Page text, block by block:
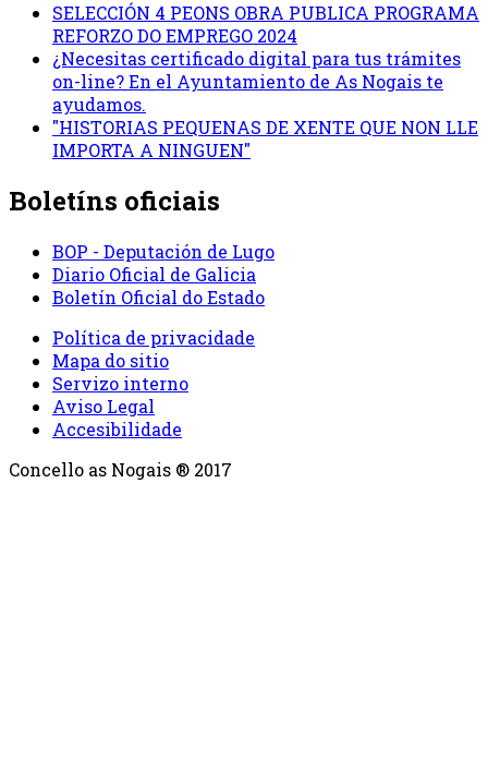
SELECCIÓN 4 PEONS OBRA PUBLICA PROGRAMA
REFORZO DO EMPREGO 2024
¿Necesitas certificado digital para tus trámites
on-line? En el Ayuntamiento de As Nogais te
ayudamos.
"HISTORIAS PEQUENAS DE XENTE QUE NON LLE
IMPORTA A NINGUEN"
Boletíns oficiais
BOP - Deputación de Lugo
Diario Oficial de Galicia
Boletín Oficial do Estado
Política de privacidade
Mapa do sitio
Servizo interno
Aviso Legal
Accesibilidade
Concello as Nogais ® 2017